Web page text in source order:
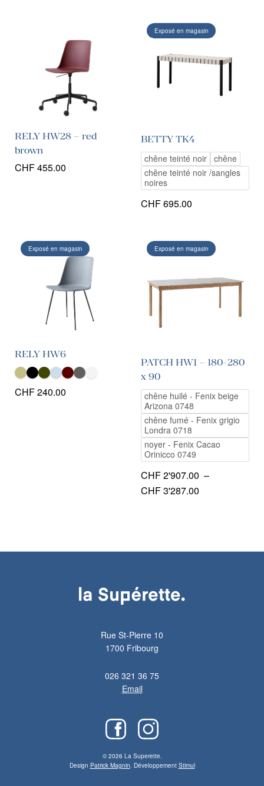
RELY HW28 – red
brown
CHF455.00
BETTY TK4
chêne teinté noir chêne
chêne teinté noir /sangles
noires
CHF695.00
Exposé en magasin
RELY HW6
CHF240.00
Exposé en magasin
PATCH HW1 – 180-280
x 90
chêne huilé - Fenix beige
Arizona 0748
chêne fumé - Fenix grigio
Londra 0718
noyer - Fenix Cacao
Orinicco 0749
CHF2'907.00 –
CHF3'287.00
à
Exposé en magasin
Rue St-Pierre 10
1700 Fribourg
026 321 36 75
Email
© 2026 La Superette.
Design Patrick Magnin . Développement Stimul